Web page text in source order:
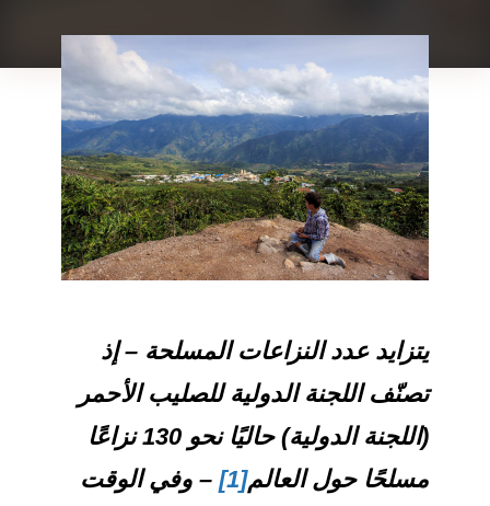
يتزايد عدد النزاعات المسلحة – إذ
تصنّف اللجنة الدولية للصليب الأحمر
(اللجنة الدولية) حاليًا نحو 130 نزاعًا
مسلحًا حول العالم[1]
– وفي الوقت